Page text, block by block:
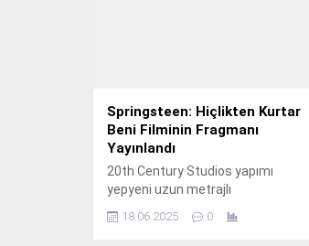
Springsteen: Hiçlikten Kurtar
Beni Filminin Fragmanı
Yayınlandı
20th Century Studios yapımı
yepyeni uzun metrajlı
film “Springsteen: Hiçlikten Kurtar
Beni”, 24 Ekim 2025’te sinemalarda
18.06.2025 0